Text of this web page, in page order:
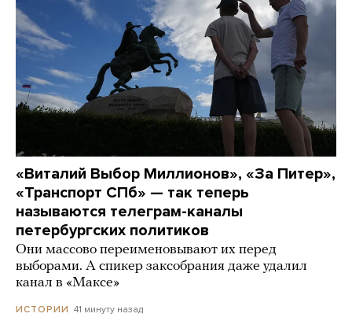
«Виталий Выбор Миллионов», «За Питер»,
«Транспорт СПб» — так теперь
называются телеграм-каналы
петербургских политиков
Они массово переименовывают их перед
выборами. А спикер заксобрания даже удалил
канал в «Максе»
ИСТОРИИ 41 минуту назад